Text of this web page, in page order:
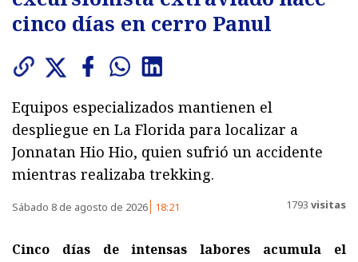
cinco días en cerro Panul
Equipos especializados mantienen el
despliegue en La Florida para localizar a
Jonnatan Hio Hio, quien sufrió un accidente
mientras realizaba trekking.
Sábado 8 de agosto de 2026 18:21 1793 visitas
Cinco días de intensas labores acumula el